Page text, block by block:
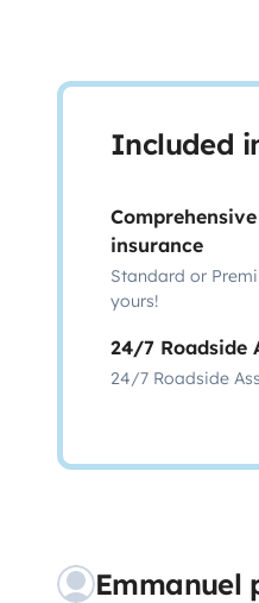
Included
insurance
Standard or
yours!
24/7 Roadside
24/7 Roadside
Emmanuel